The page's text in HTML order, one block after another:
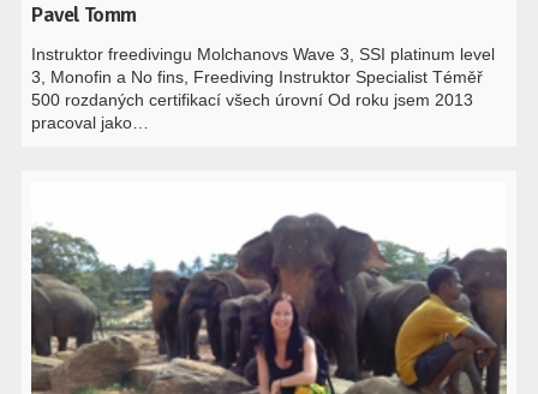
Pavel Tomm
Instruktor freedivingu Molchanovs Wave 3, SSI platinum level
3, Monofin a No fins, Freediving Instruktor Specialist Téměř
500 rozdaných certifikací všech úrovní Od roku jsem 2013
pracoval jako…